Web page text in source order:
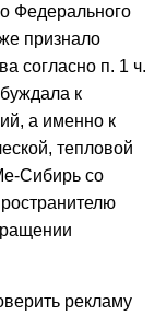
Федерального
признало
согласно п. 1 ч.
к
а именно к
тепловой
Сибирь со
рекламу